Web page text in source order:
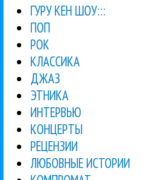
ГУРУ КЕН ШОУ:::
ПОП
РОК
КЛАССИКА
ДЖАЗ
ЭТНИКА
ИНТЕРВЬЮ
КОНЦЕРТЫ
РЕЦЕНЗИИ
ЛЮБОВНЫЕ ИСТОРИИ